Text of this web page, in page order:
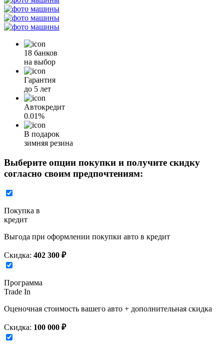
18 банков
на выбор
Гарантия
до 5 лет
Автокредит
0.01%
В подарок
зимняя резина
Выберите опции покупки и получите скидку
согласно своим предпочтениям:
Покупка в
кредит
Выгода при оформлении покупки авто в кредит
Скидка: 402 300 ₽
Программа
Trade In
Оценочная стоимость вашего авто + дополнительная скидка
Скидка: 100 000 ₽